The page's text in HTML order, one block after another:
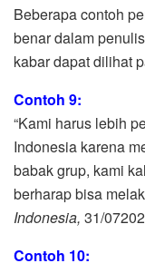
Beberapa contoh
benar dalam
kabar dapat dilihat
Contoh 9:
“Kami harus lebih
Indonesia karena
babak grup, kami
berharap bisa
Indonesia, 31/
Contoh 10: